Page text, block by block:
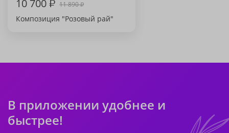
10 700₽ 11 890₽
Композиция "Розовый рай"
В приложении удобнее и
быстрее!